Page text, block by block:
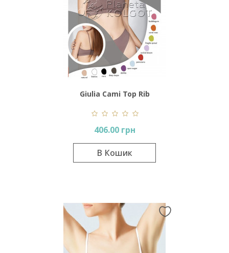
Giulia Cami Top Rib
406.00 грн
В Кошик